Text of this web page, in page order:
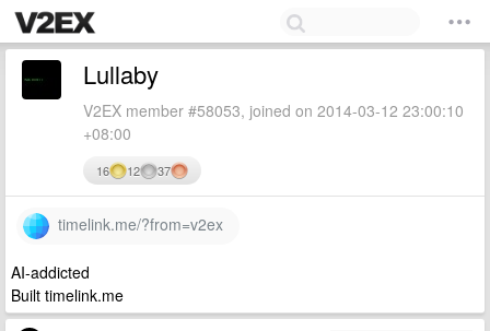
Lullaby
V2EX member #58053, joined on 2014-03-12 23:00:10
+08:00
16 12 37
timelink.me/?from=v2ex
AI-addicted
Built timelink.me